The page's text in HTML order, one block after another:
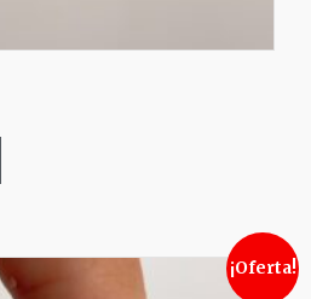
¡Oferta!